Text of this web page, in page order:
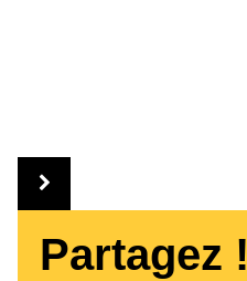
Partagez !